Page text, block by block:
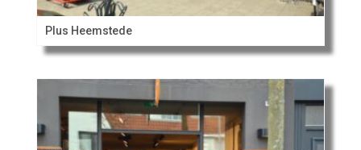
Plus Heemstede